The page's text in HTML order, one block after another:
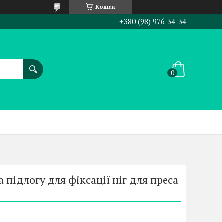
Кошик
+380 (98) 976-34-34
для фіксації ніг для преса